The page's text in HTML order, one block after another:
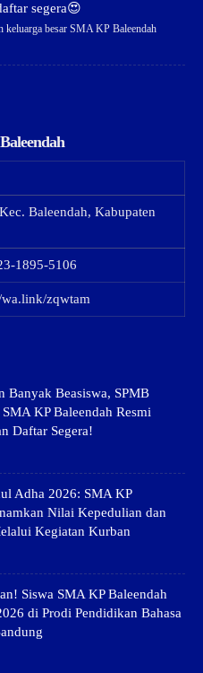
segera😍
keluarga besar SMA KP Baleendah
Baleendah, Kabupaten
1895-5106
zqwtam
Banyak Beasiswa, SPMB
KP Baleendah Resmi
Daftar Segera!
Adha 2026: SMA KP
Nilai Kepedulian dan
Kegiatan Kurban
Siswa SMA KP Baleendah
di Prodi Pendidikan Bahasa